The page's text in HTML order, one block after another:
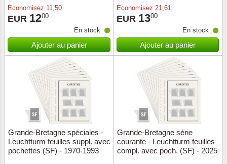
Économisez 11,50
EUR 1200
En stock
Ajouter au panier
Économisez 21,61
EUR 1300
En stock
Ajouter au panier
Grande-Bretagne spéciales -
Leuchtturm feuilles suppl. avec
pochettes (SF) - 1970-1993
Grande-Bretagne série
courante - Leuchtturm feuilles
compl. avec poch. (SF) - 2025
Lots de timbres
Années
Présentation souvenir
Collections annuelles / livres
Vignettes de Noël et feuilles
Loupes, lampes et microscopes
Matériel numismatique
Pour le nouveau collectionneur
Fournitures de bureau
Jeux de cartes à collectionner
Europa
Films
Guerre
Thém.
Thém.
Asie
Abonnement
Newsletter
Politique de confidentialité